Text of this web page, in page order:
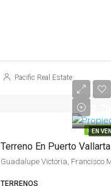
Pacific Real Estate
EN
Terreno En Puerto Vallarta
TERRENOS